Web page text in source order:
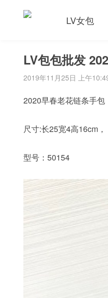
LV女包
LV包包批发
2019年11月25日 上午
2020早春老花链条手包
尺寸:长25宽4高16cm，
型号：50154